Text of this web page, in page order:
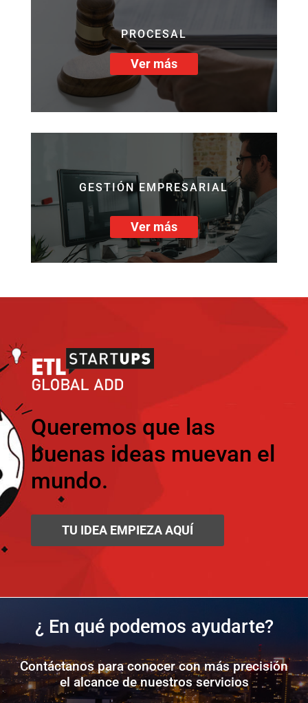
PROCESAL
Ver más
GESTIÓN EMPRESARIAL
Ver más
Queremos que las
buenas ideas muevan el
mundo.
TU IDEA EMPIEZA AQUÍ
¿ En qué podemos ayudarte?
Contáctanos para conocer con más precisión
el alcance de nuestros servicios